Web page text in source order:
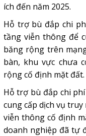
ích đến năm 2025.
Hỗ trợ bù đắp chi
tầng viễn thông để
băng rộng trên
bàn, khu vực chưa
rộng cố định mặt đất.
Hỗ trợ bù đắp chi
cung cấp dịch vụ
viễn thông cố định
doanh nghiệp đã tự